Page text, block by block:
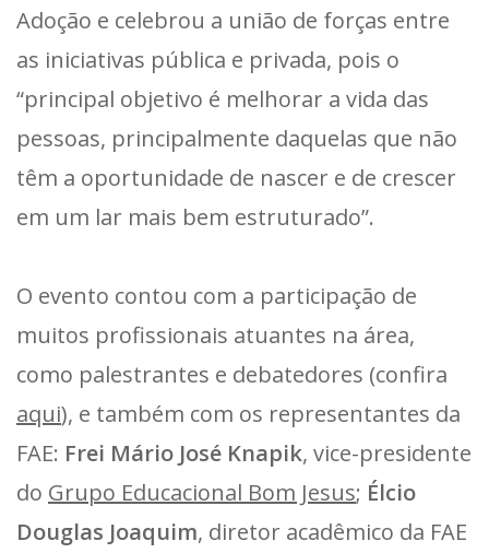
Adoção e celebrou a união de forças entre
as iniciativas pública e privada, pois o
“principal objetivo é melhorar a vida das
pessoas, principalmente daquelas que não
têm a oportunidade de nascer e de crescer
em um lar mais bem estruturado”.
O evento contou com a participação de
muitos profissionais atuantes na área,
como palestrantes e debatedores (confira
aqui), e também com os representantes da
FAE: Frei Mário José Knapik, vice-presidente
do Grupo Educacional Bom Jesus; Élcio
Douglas Joaquim, diretor acadêmico da FAE